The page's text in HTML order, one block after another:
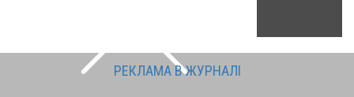
РЕКЛАМА В ЖУРНАЛІ